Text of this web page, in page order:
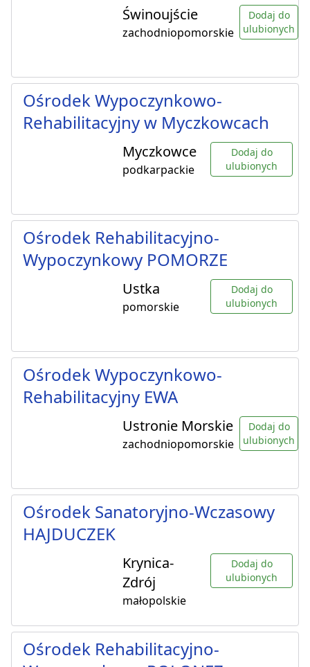
Świnoujście
zachodniopomorskie
Dodaj do
ulubionych
Ośrodek Wypoczynkowo-
Rehabilitacyjny w Myczkowcach
Myczkowce
podkarpackie
Dodaj do
ulubionych
Ośrodek Rehabilitacyjno-
Wypoczynkowy POMORZE
Ustka
pomorskie
Dodaj do
ulubionych
Ośrodek Wypoczynkowo-
Rehabilitacyjny EWA
Ustronie Morskie
zachodniopomorskie
Dodaj do
ulubionych
Ośrodek Sanatoryjno-Wczasowy
HAJDUCZEK
Krynica-
Zdrój
małopolskie
Dodaj do
ulubionych
Ośrodek Rehabilitacyjno-